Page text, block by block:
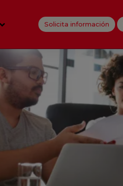
Solicita información